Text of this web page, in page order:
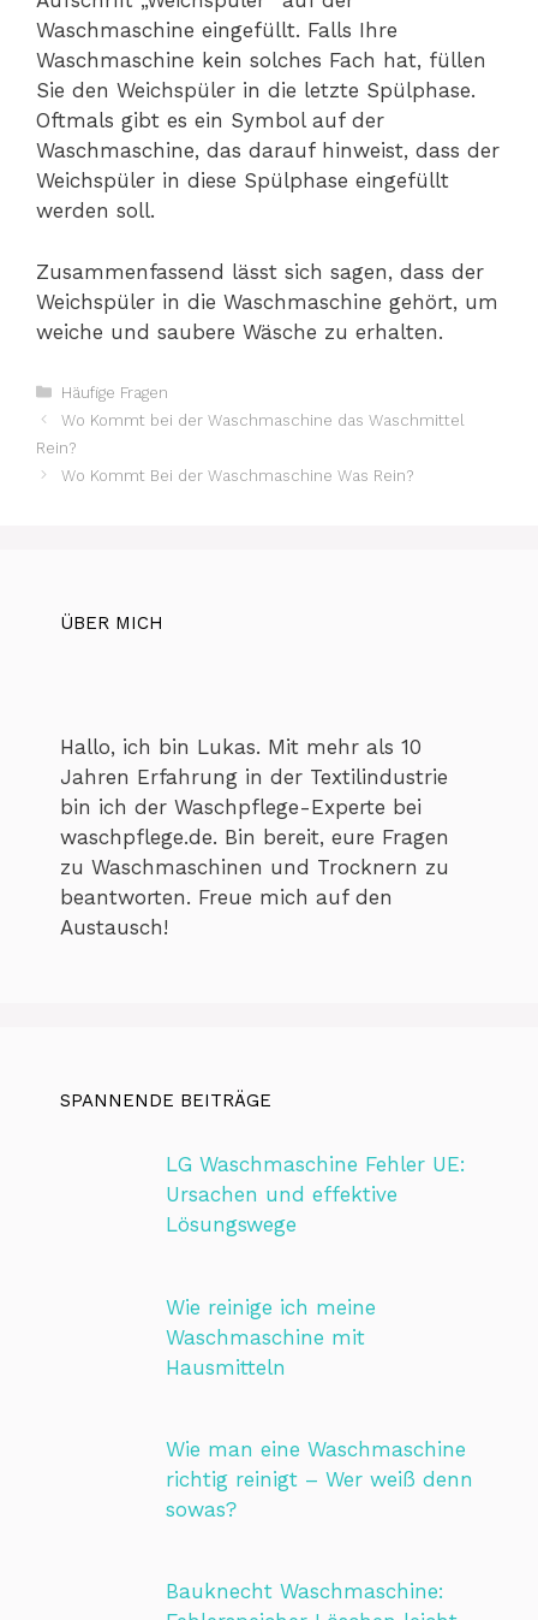
Waschmaschine eingefüllt. Falls Ihre
Waschmaschine kein solches Fach hat, füllen
Sie den Weichspüler in die letzte Spülphase.
Oftmals gibt es ein Symbol auf der
Waschmaschine, das darauf hinweist, dass der
Weichspüler in diese Spülphase eingefüllt
werden soll.
Zusammenfassend lässt sich sagen, dass der
Weichspüler in die Waschmaschine gehört, um
weiche und saubere Wäsche zu erhalten.
Kategorien
Häufige Fragen
Wo Kommt bei der Waschmaschine das Waschmittel
Rein?
Wo Kommt Bei der Waschmaschine Was Rein?
ÜBER MICH
Hallo, ich bin Lukas. Mit mehr als 10
Jahren Erfahrung in der Textilindustrie
bin ich der Waschpflege-Experte bei
waschpflege.de. Bin bereit, eure Fragen
zu Waschmaschinen und Trocknern zu
beantworten. Freue mich auf den
Austausch!
SPANNENDE BEITRÄGE
LG Waschmaschine Fehler UE:
Ursachen und effektive
Lösungswege
Wie reinige ich meine
Waschmaschine mit
Hausmitteln
Wie man eine Waschmaschine
richtig reinigt – Wer weiß denn
sowas?
Bauknecht Waschmaschine: